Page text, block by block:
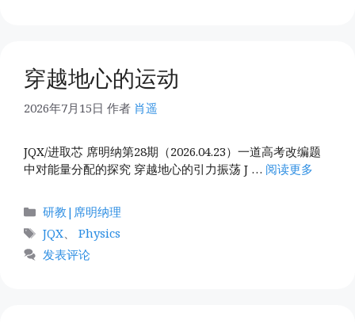
穿越地心的运动
2026年7月15日 作者 肖遥
JQX/进取芯 席明纳第28期（2026.04.23）一道高考改编题
中对能量分配的探究 穿越地心的引力振荡 J … 阅读更多
分
类
研教|席明纳理
标
签
JQX
Physics
发表评论